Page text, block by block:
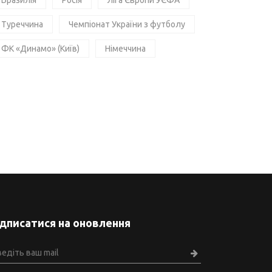
Туреччина Чемпіонат України з футболу
ФК «Динамо» (Київ) Німеччина
на оновлення